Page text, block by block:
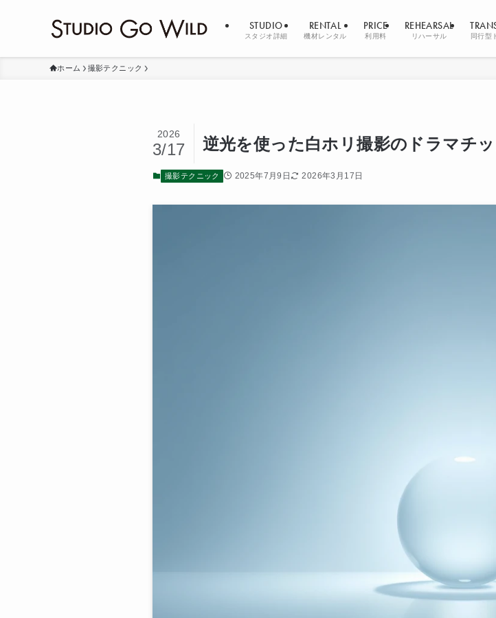
STUDIO
スタジオ詳細
RENTAL
機材レンタル
PRICE
利用料
REHEARSAL
リハーサル 同行型
ホーム 撮影テクニック
逆光を使った白ホリ撮影のドラマチ
2026
3/17
撮影テクニック 2025年7月9日 2026年3月17日